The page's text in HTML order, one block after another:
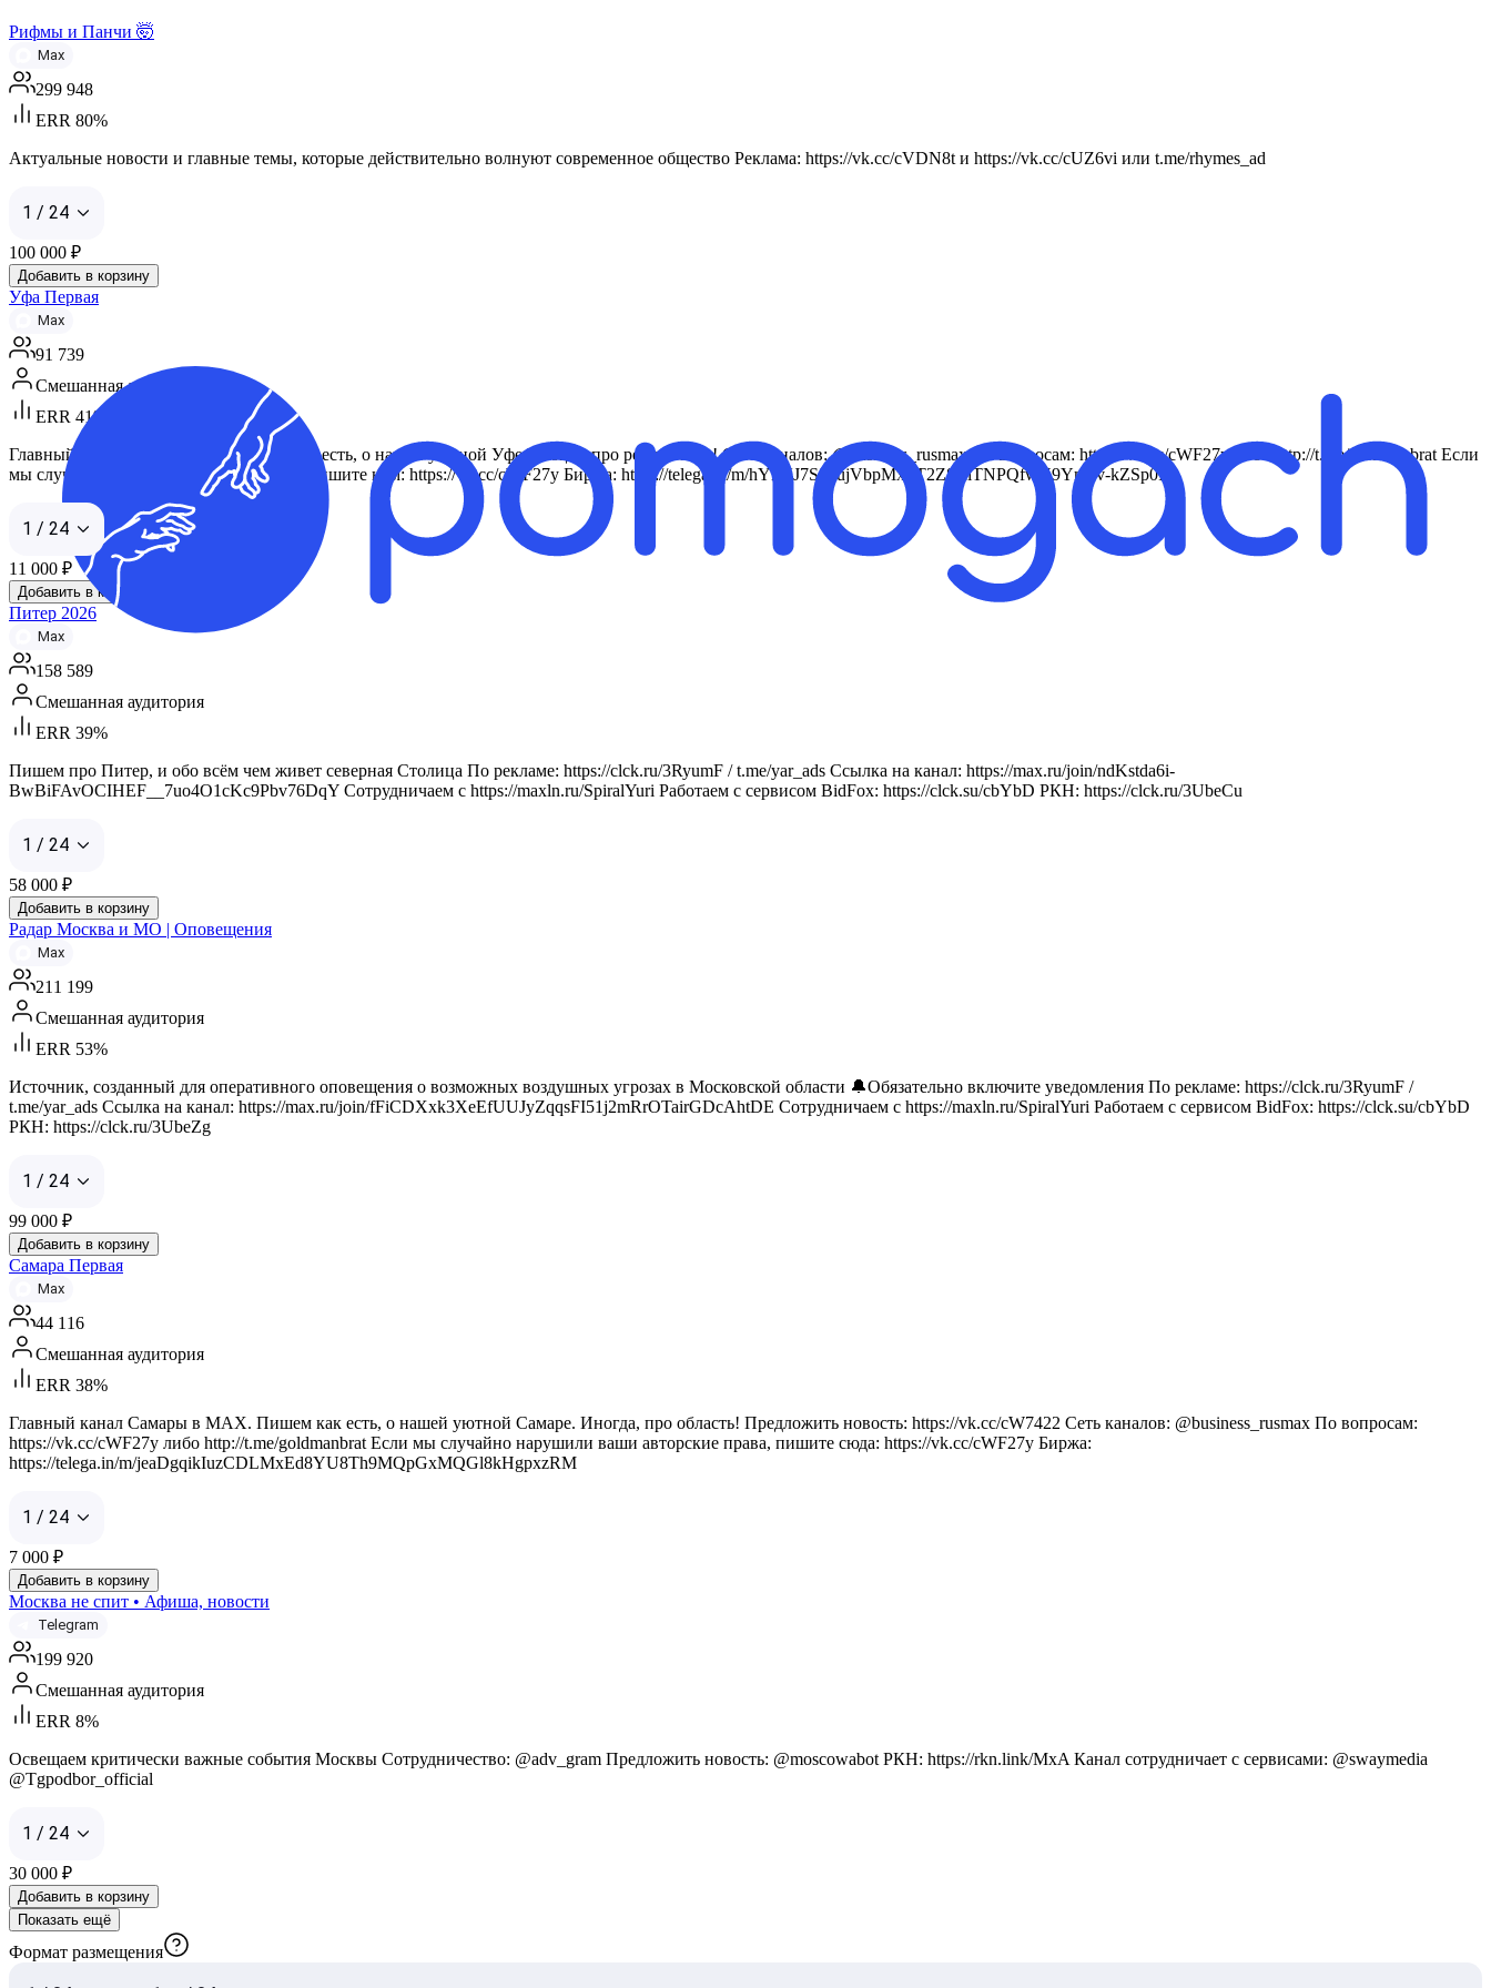
Рифмы и Панчи 🤯
Max
299 948
ERR 80%
Актуальные новости и главные темы, которые действительно волнуют современное общество Реклама: https://vk.cc/cVDN8t и https://vk.cc/cUZ6vi или t.me/rhymes_ad
1 / 24
100 000 ₽
Добавить в корзину
Уфа Первая
Max
91 739
Смешанная аудитория
ERR 41%
Главный канал Уфы в MAX. Пишем как есть, о нашей уютной Уфе Иногда, про республику! Сеть каналов: @business_rusmax По вопросам: https://vk.cc/cWF27y либо http://t.me/goldmanbrat Если
мы случайно нарушили ваши права, напишите нам: https://vk.cc/cWF27y Биржа: https://telega.in/m/hYnVJ7SjrzujVbpMxLT2Z8RiTNPQfwH9Ym5v-kZSp0I
1 / 24
11 000 ₽
Добавить в корзину
Питер 2026
Max
158 589
Смешанная аудитория
ERR 39%
Пишем про Питер, и обо всём чем живет северная Столица По рекламе: https://clck.ru/3RyumF / t.me/yar_ads Ссылка на канал: https://max.ru/join/ndKstda6i-
BwBiFAvOCIHEF__7uo4O1cKc9Pbv76DqY Сотрудничаем с https://maxln.ru/SpiralYuri Работаем с сервисом BidFox: https://clck.su/cbYbD РКН: https://clck.ru/3UbeCu
1 / 24
58 000 ₽
Добавить в корзину
Радар Москва и МО | Оповещения
Max
211 199
Смешанная аудитория
ERR 53%
Источник, созданный для оперативного оповещения о возможных воздушных угрозах в Московской области 🔔Обязательно включите уведомления По рекламе: https://clck.ru/3RyumF /
t.me/yar_ads Ссылка на канал: https://max.ru/join/fFiCDXxk3XeEfUUJyZqqsFI51j2mRrOTairGDcAhtDE Сотрудничаем с https://maxln.ru/SpiralYuri Работаем с сервисом BidFox: https://clck.su/cbYbD
РКН: https://clck.ru/3UbeZg
1 / 24
99 000 ₽
Добавить в корзину
Самара Первая
Max
44 116
Смешанная аудитория
ERR 38%
Главный канал Самары в MAX. Пишем как есть, о нашей уютной Самаре. Иногда, про область! Предложить новость: https://vk.cc/cW7422 Сеть каналов: @business_rusmax По вопросам:
https://vk.cc/cWF27y либо http://t.me/goldmanbrat Если мы случайно нарушили ваши авторские права, пишите сюда: https://vk.cc/cWF27y Биржа:
https://telega.in/m/jeaDgqikIuzCDLMxEd8YU8Th9MQpGxMQGl8kHgpxzRM
1 / 24
7 000 ₽
Добавить в корзину
Москва не спит • Афиша, новости
Telegram
199 920
Смешанная аудитория
ERR 8%
Освещаем критически важные события Москвы Сотрудничество: @adv_gram Предложить новость: @moscowabot РКН: https://rkn.link/MxA Канал сотрудничает с сервисами: @swaymedia
@Tgpodbor_official
1 / 24
30 000 ₽
Добавить в корзину
Показать ещё
Формат размещения